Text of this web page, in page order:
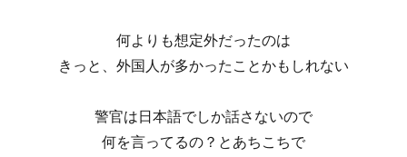
何よりも想定外だったのは
きっと、外国人が多かったことかもしれない
警官は日本語でしか話さないので
何を言ってるの？とあちこちで